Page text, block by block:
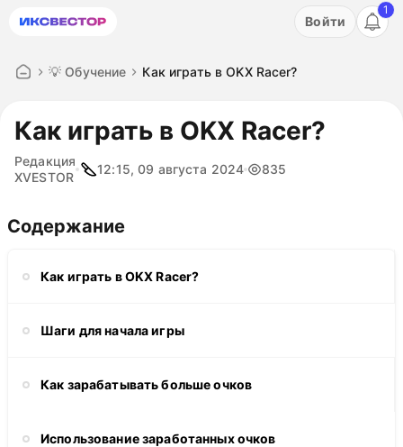
Акция: бесплатный пробный период на 3 дня!
Войти
1
💡 Обучение Как играть в OKX Racer?
Как играть в OKX Racer?
Редакция
XVESTOR
12:15, 09 августа 2024 835
Содержание
Как играть в OKX Racer?
Шаги для начала игры
Как зарабатывать больше очков
Использование заработанных очков